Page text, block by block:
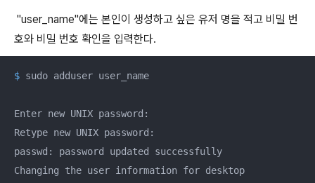
"user_name"에는 본인이 생성하고 싶은 유저 명을 적고 비밀 번
호와 비밀 번호 확인을 입력한다.
$ sudo adduser user_name
Enter new UNIX password:
Retype new UNIX password:
passwd: password updated successfully
Changing the user information for desktop